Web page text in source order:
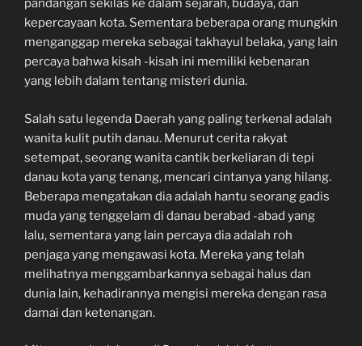
pandangan sekilas ke dalam sejarah, budaya, dan
kepercayaan kota. Sementara beberapa orang mungkin
menganggap mereka sebagai takhayul belaka, yang lain
percaya bahwa kisah -kisah ini memiliki kebenaran
yang lebih dalam tentang misteri dunia.
Salah satu legenda Daerah yang paling terkenal adalah
wanita kulit putih danau. Menurut cerita rakyat
setempat, seorang wanita cantik berkeliaran di tepi
danau kota yang tenang, mencari cintanya yang hilang.
Beberapa mengatakan dia adalah hantu seorang gadis
muda yang tenggelam di danau berabad -abad yang
lalu, sementara yang lain percaya dia adalah roh
penjaga yang mengawasi kota. Mereka yang telah
melihatnya menggambarkannya sebagai halus dan
dunia lain, kehadirannya mengisi mereka dengan rasa
damai dan ketenangan.